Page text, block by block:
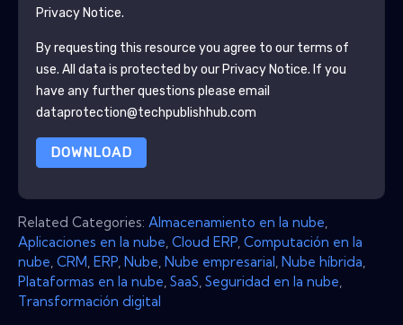
Privacy Notice.
By requesting this resource you agree to our terms of
use. All data is protected by our Privacy Notice. If you
have any further questions please email
dataprotection@techpublishhub.com
DOWNLOAD
Related Categories: Almacenamiento en la nube
Aplicaciones en la nube Cloud ERP Computación en la
nube CRM ERP Nube Nube empresarial Nube híbrida
Plataformas en la nube SaaS Seguridad en la nube
Transformación digital